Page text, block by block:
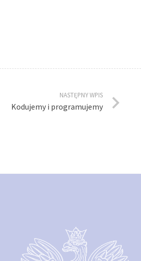
NASTĘPNY WPIS
Kodujemy i programujemy